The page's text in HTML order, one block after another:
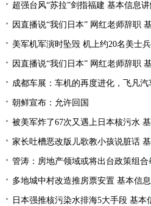
超强台风“苏拉”剑指福建 基本信息
因直播说“我们日本” 网红老师辞职
美军机军演时坠毁 机上约20名美士
因直播说“我们日本” 网红老师辞职
成都车展：车机的再度进化，飞凡
朝鲜宣布：允许回国
被美军炸了67次又遇上日本核污水
家长吐槽恶改版儿歌教小孩说脏话
管涛：房地产领域或将出台政策组合
多地城中村改造推房票安置 基本信
日本强推核污染水排海5大手段 基本